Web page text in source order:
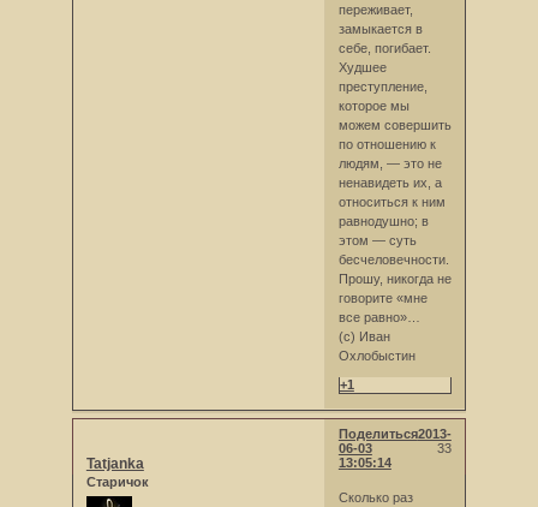
переживает,
замыкается в
себе, погибает.
Худшее
преступление,
которое мы
можем совершить
по отношению к
людям, — это не
ненавидеть их, а
относиться к ним
равнодушно; в
этом — суть
бесчеловечности.
Прошу, никогда не
говорите «мне
все равно»…
(с) Иван
Охлобыстин
+1
Поделиться
33
2013-
06-03
13:05:14
Tatjanka
Старичок
Сколько раз